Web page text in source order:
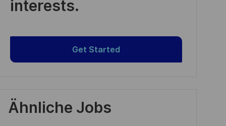
interests.
Get Started
Ähnliche Jobs